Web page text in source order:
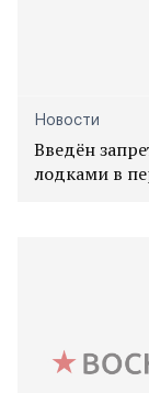
Новости
Введён
лодками в